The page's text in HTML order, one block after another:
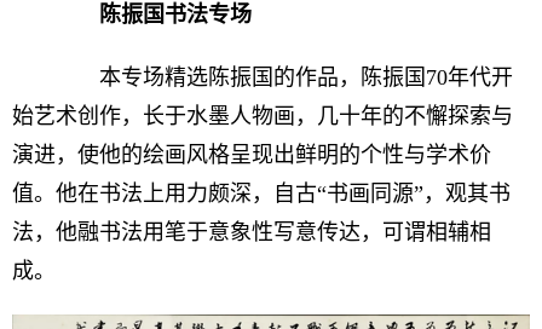
陈振国书法专场
本专场精选陈振国的作品，陈振国70年代开
始艺术创作，长于水墨人物画，几十年的不懈探索与
演进，使他的绘画风格呈现出鲜明的个性与学术价
值。他在书法上用力颇深，自古“书画同源”，观其书
法，他融书法用笔于意象性写意传达，可谓相辅相
成。